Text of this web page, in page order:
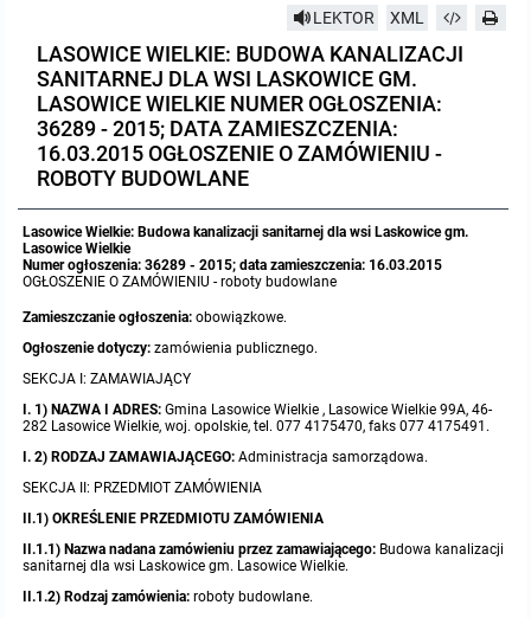
Protokoły z posiedzeń sesji 2022
Protokoły z posiedzeń sesji 2021
Protokoły z posiedzeń sesji 2020
Protokoły z posiedzeń sesji 2019
Protokoły z posiedzeń sesji 2017
Protokoły z posiedzeń sesji 2016
Protokoły z posiedzeń sesji 2015
Doraźna komisji ds. wyboru ławników
Uchwały Rady Gminy do 2007
Opinie Regionalnej Izby Obrachunkowej
Regulamin organizacyjny
Gospodarka przestrzenna
Raport dostępności
Co powinien zawierać BIP?
Podstawy prawne
Formularz oświadczenia BIP
Instytucje Gminne
JEDNOSTKI ORGANIZACYJNE
Zespół Szkolno-Przedszkolny w Chocianowicach
Zarządzenia Wójta
Zarządzenia Wójta 2018-2023
Zarządzenia Wójta do 2007
Zarządzenia w 2008 roku
Zarządzenia w 2009
Formularze na podatki lokalne obowiązujące od 1 lipca 2019 r.
Preferencyjny zakup węgla
Informacje publiczne archiwalne
Informacje o środowisku
Praca w Urzędzie
Ogłoszenia o naborze
Oświadczenia kandydata
Ochrona Środowiska
Publicznie dostępny wykaz danych o środowisku
Kontrole
LEKTOR XML
LASOWICE WIELKIE: BUDOWA KANALIZACJI
SANITARNEJ DLA WSI LASKOWICE GM.
LASOWICE WIELKIE NUMER OGŁOSZENIA:
36289 - 2015; DATA ZAMIESZCZENIA:
16.03.2015 OGŁOSZENIE O ZAMÓWIENIU -
ROBOTY BUDOWLANE
Lasowice Wielkie: Budowa kanalizacji sanitarnej dla wsi Laskowice gm.
Lasowice Wielkie
Numer ogłoszenia: 36289 - 2015; data zamieszczenia: 16.03.2015
OGŁOSZENIE O ZAMÓWIENIU - roboty budowlane
Zamieszczanie ogłoszenia: obowiązkowe.
Ogłoszenie dotyczy: zamówienia publicznego.
SEKCJA I: ZAMAWIAJĄCY
I. 1) NAZWA I ADRES: Gmina Lasowice Wielkie , Lasowice Wielkie 99A, 46-
282 Lasowice Wielkie, woj. opolskie, tel. 077 4175470, faks 077 4175491.
I. 2) RODZAJ ZAMAWIAJĄCEGO: Administracja samorządowa.
SEKCJA II: PRZEDMIOT ZAMÓWIENIA
II.1) OKREŚLENIE PRZEDMIOTU ZAMÓWIENIA
II.1.1) Nazwa nadana zamówieniu przez zamawiającego: Budowa kanalizacji
sanitarnej dla wsi Laskowice gm. Lasowice Wielkie.
II.1.2) Rodzaj zamówienia: roboty budowlane.